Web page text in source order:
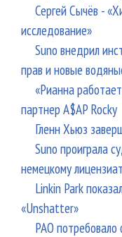
Сергей Сычёв -
исследование»
Suno внедрил
прав и новые
«Рианна
партнер A$AP Rocky
Гленн Хьюз
Suno проиграла
немецкому
Linkin Park
«Unshatter»
РАО